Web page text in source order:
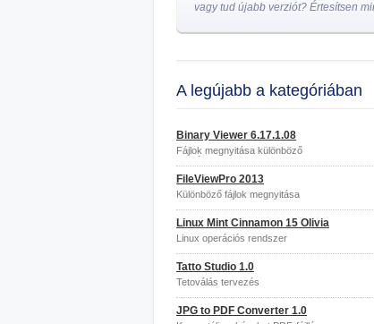
vagy tud újabb verziót? Értesítsen
A legújabb a kategóriában
Binary Viewer 6.17.1.08
Fájlok megnyitása különböző
formátumokban
FileViewPro 2013
Különböző fájlok megnyitása
Linux Mint Cinnamon 15 Olivia
Linux operációs rendszer
Tatto Studio 1.0
Tetoválás tervezés
JPG to PDF Converter 1.0